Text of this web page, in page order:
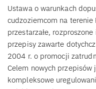
Ustawa o warunkach
cudzoziemcom na
przestarzałe,
przepisy zawarte
2004 r. o promocji
Celem nowych
kompleksowe